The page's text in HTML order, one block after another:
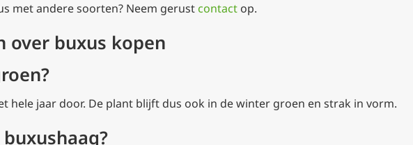
met andere soorten? Neem gerust contact op.
over buxus kopen
hele jaar door. De plant blijft dus ook in de winter groen en strak in vorm.